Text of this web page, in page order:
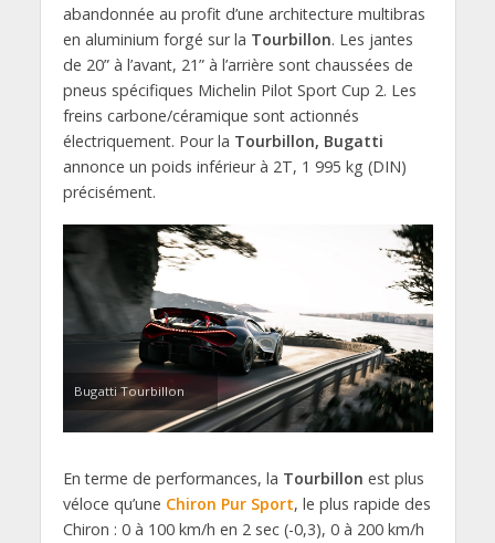
abandonnée au profit d’une architecture multibras
en aluminium forgé sur la Tourbillon. Les jantes
de 20” à l’avant, 21” à l’arrière sont chaussées de
pneus spécifiques Michelin Pilot Sport Cup 2. Les
freins carbone/céramique sont actionnés
électriquement. Pour la Tourbillon, Bugatti
annonce un poids inférieur à 2T, 1 995 kg (DIN)
précisément.
Bugatti Tourbillon
En terme de performances, la Tourbillon est plus
véloce qu’une Chiron Pur Sport, le plus rapide des
Chiron : 0 à 100 km/h en 2 sec (-0,3), 0 à 200 km/h